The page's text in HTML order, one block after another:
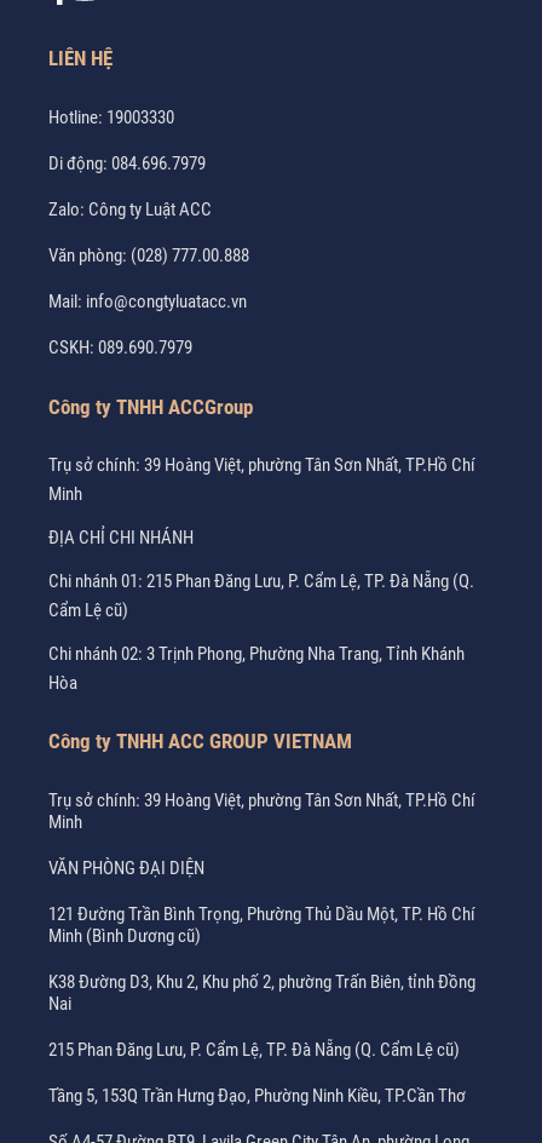
LIÊN HỆ
Hotline: 19003330
Di động: 084.696.7979
Zalo: Công ty Luật ACC
Văn phòng: (028) 777.00.888
Mail: info@congtyluatacc.vn
CSKH: 089.690.7979
Công ty TNHH ACCGroup
Trụ sở chính: 39 Hoàng Việt, phường Tân Sơn Nhất, TP.Hồ Chí
Minh
ĐỊA CHỈ CHI NHÁNH
Chi nhánh 01: 215 Phan Đăng Lưu, P. Cẩm Lệ, TP. Đà Nẵng (Q.
Cẩm Lệ cũ)
Chi nhánh 02: 3 Trịnh Phong, Phường Nha Trang, Tỉnh Khánh
Hòa
Công ty TNHH ACC GROUP VIETNAM
Trụ sở chính: 39 Hoàng Việt, phường Tân Sơn Nhất, TP.Hồ Chí
Minh
VĂN PHÒNG ĐẠI DIỆN
121 Đường Trần Bình Trọng, Phường Thủ Dầu Một, TP. Hồ Chí
Minh (Bình Dương cũ)
K38 Đường D3, Khu 2, Khu phố 2, phường Trấn Biên, tỉnh Đồng
Nai
215 Phan Đăng Lưu, P. Cẩm Lệ, TP. Đà Nẵng (Q. Cẩm Lệ cũ)
Tầng 5, 153Q Trần Hưng Đạo, Phường Ninh Kiều, TP.Cần Thơ